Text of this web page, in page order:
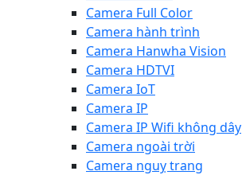
Camera Full Color
Camera hành trình
Camera Hanwha Vision
Camera HDTVI
Camera IoT
Camera IP
Camera IP Wifi không dây
Camera ngoài trời
Camera nguỵ trang